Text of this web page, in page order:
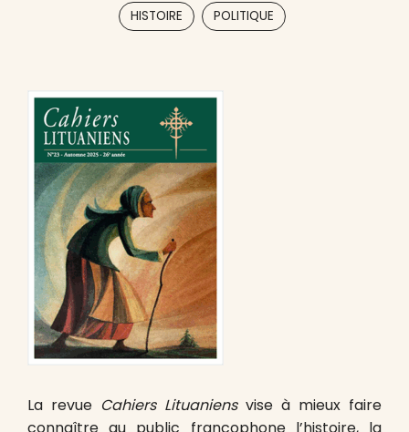
HISTOIRE POLITIQUE
La revue Cahiers Lituaniensvise à mieux faire